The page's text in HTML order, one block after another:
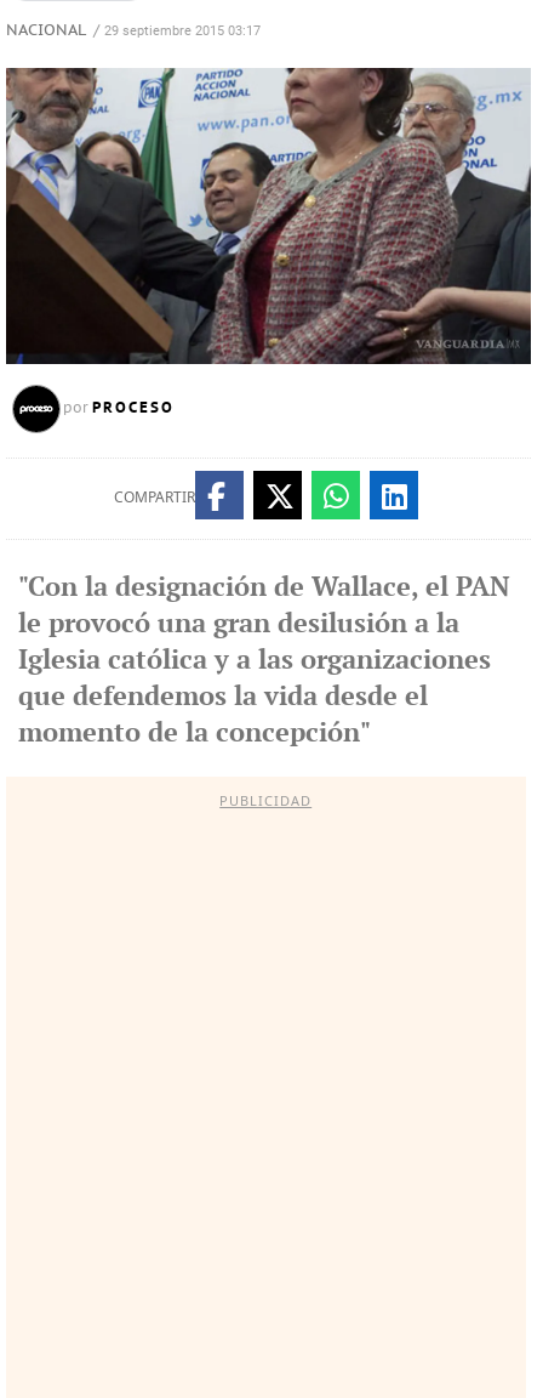
NACIONAL / 29 septiembre 2015 03:17
por PROCESO
COMPARTIR
"Con la designación de Wallace, el PAN
le provocó una gran desilusión a la
Iglesia católica y a las organizaciones
que defendemos la vida desde el
momento de la concepción"
PUBLICIDAD